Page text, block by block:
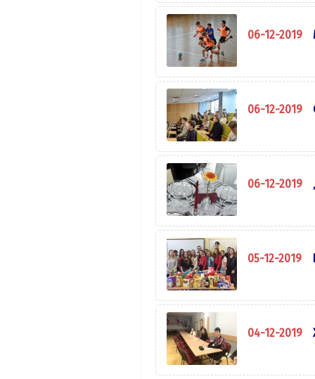
06-12-2019
06-12-2019
06-12-2019
05-12-2019
04-12-2019